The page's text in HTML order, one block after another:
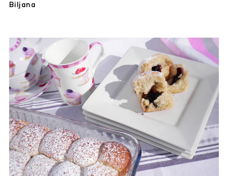
Biljana